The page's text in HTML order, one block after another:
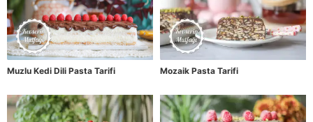
Muzlu Kedi Dili Pasta Tarifi Mozaik Pasta Tarifi